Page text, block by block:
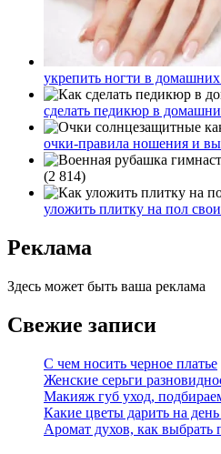
укрепить ногти в
сделать педикюр в
очки-правила ношения и
(2 814)
уложить плитку на пол
Реклама
Здесь может быть ваша реклама
Свежие записи
С чем носить черное платье
Женские серьги
Макияж губ уход,
Какие цветы дарить на
Аромат духов, как выбрать